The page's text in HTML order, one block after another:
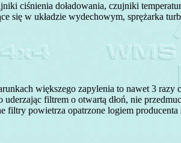
ciśnienia doładowania, czujniki
się w układzie wydechowym, sprężarka
większego zapylenia to nawet 3 razy
uderzając filtrem o otwartą dłoń, nie
powietrza opatrzone logiem